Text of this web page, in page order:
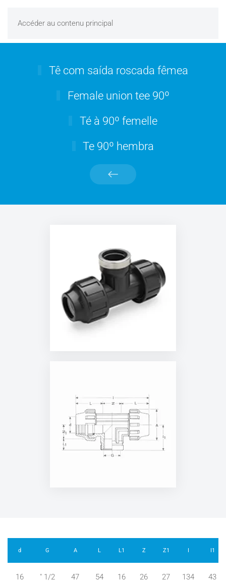
Accéder au contenu principal
Tê com saída roscada fêmea
Female union tee 90º
Té à 90º femelle
Te 90º hembra
d G A L L1 Z Z1 I I1
16 " 1/2 47 54 16 26 27 134 43